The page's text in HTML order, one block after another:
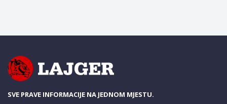
SVE PRAVE INFORMACIJE NA JEDNOM MJESTU.